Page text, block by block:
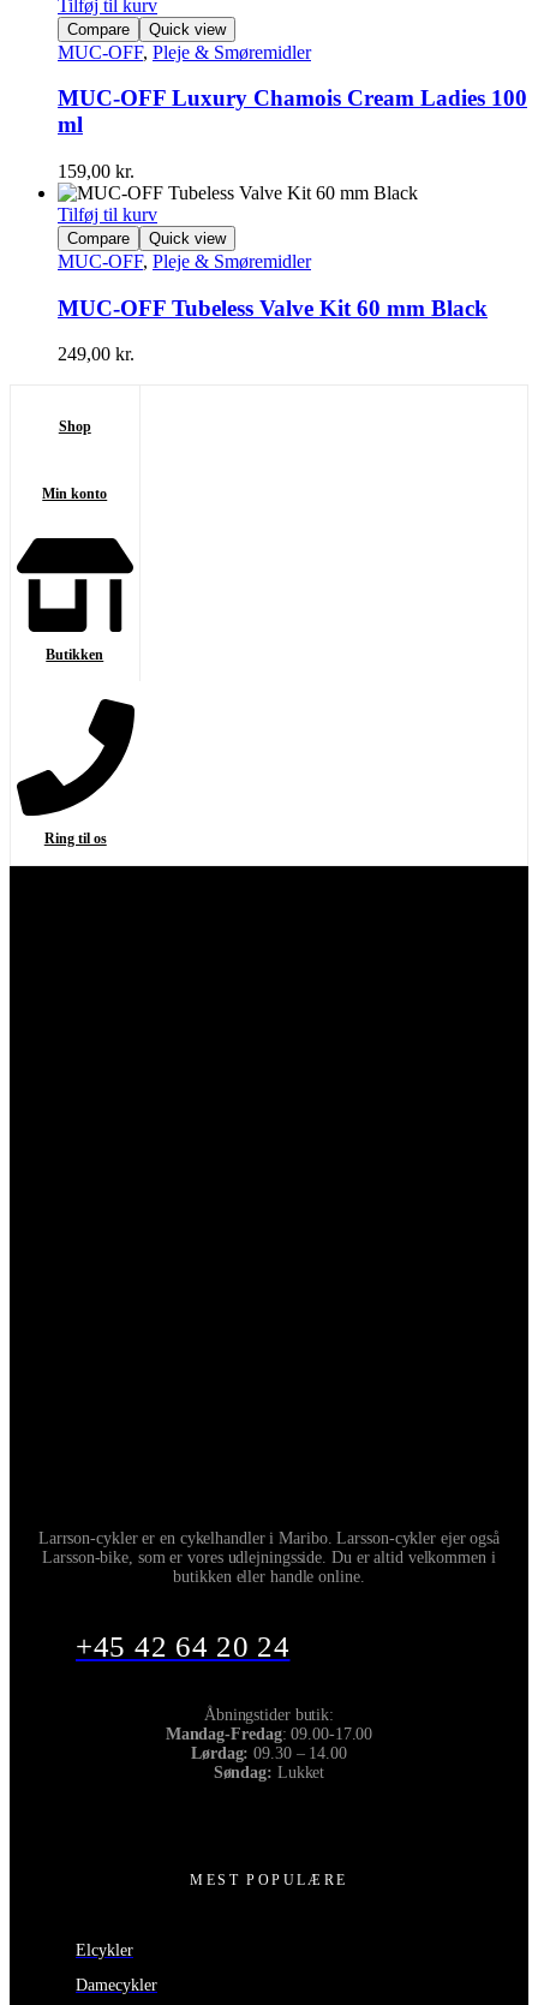
Tilføj til kurv
Compare Quick view
MUC-OFF, Pleje & Smøremidler
MUC-OFF Luxury Chamois Cream Ladies 100
ml
159,00 kr.
Tilføj til kurv
Compare Quick view
MUC-OFF, Pleje & Smøremidler
MUC-OFF Tubeless Valve Kit 60 mm Black
249,00 kr.
Shop
Min konto
Butikken
Ring til os
Larrson-cykler er en cykelhandler i Maribo. Larsson-cykler ejer også
Larsson-bike, som er vores udlejningsside. Du er altid velkommen i
butikken eller handle online.
+45 42 64 20 24
Åbningstider butik:
Mandag-Fredag: 09.00-17.00
Lørdag:09.30 – 14.00
Søndag: Lukket
MEST POPULÆRE
Elcykler
Damecykler